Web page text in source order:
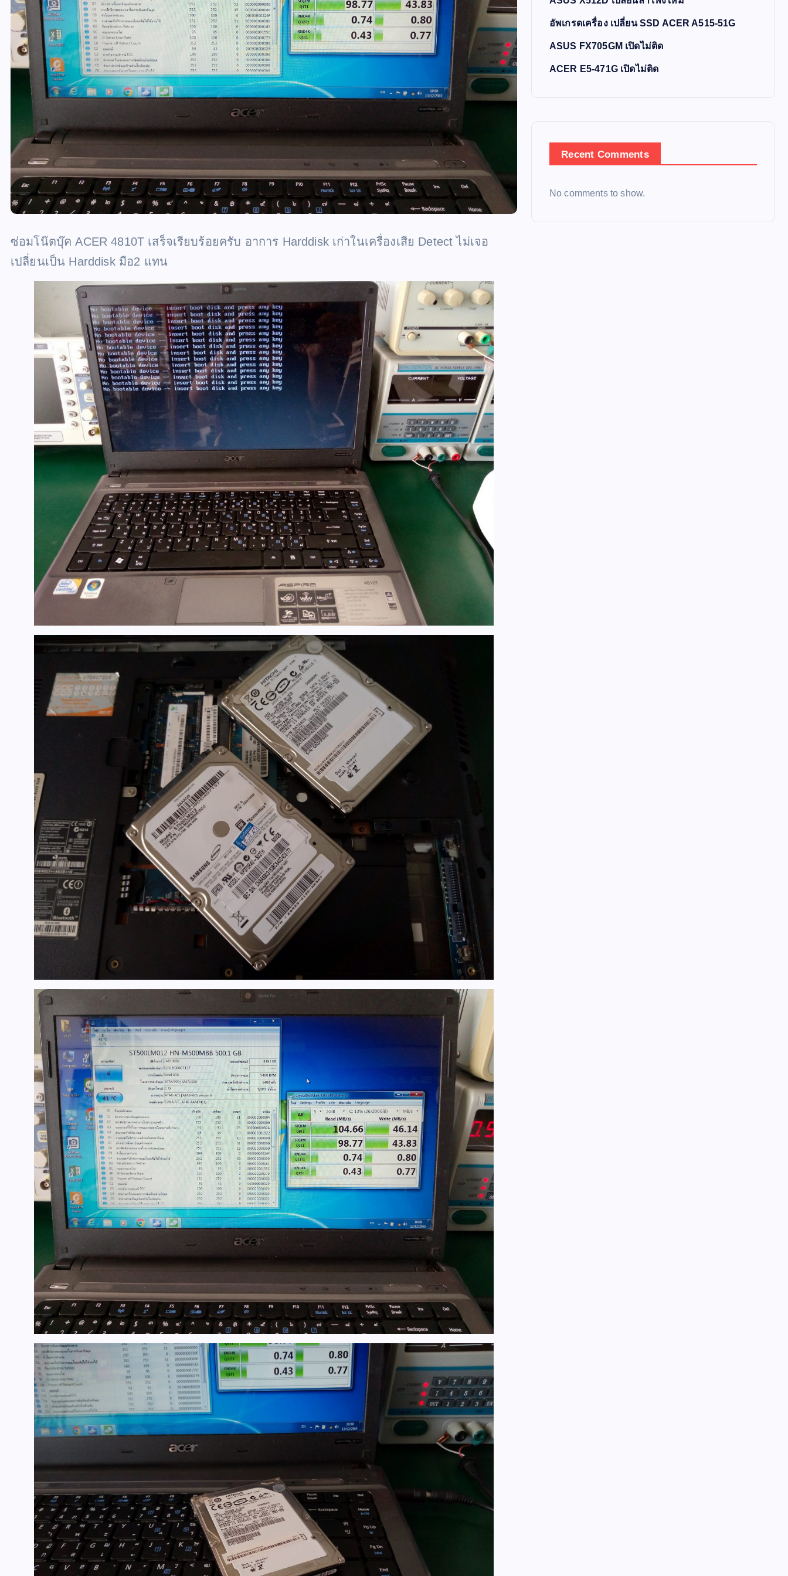
ซ่อมโน๊ตบุ๊ค ACER 4810T เสร็จเรียบร้อยครับ อาการ Harddisk เก่าในเครื่องเสีย Detect ไม่เจอ
เปลี่ยนเป็น Harddisk มือ2 แทน
อัพเกรดเครื่อง เปลี่ยน SSD ACER A515-51G
ASUS FX705GM เปิดไม่ติด
ACER E5-471G เปิดไม่ติด
Recent Comments
No comments to show.